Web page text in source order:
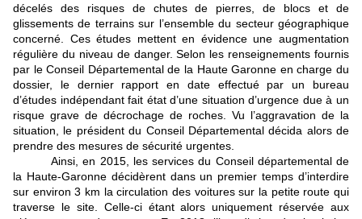
décelés des risques de chutes de pierres, de blocs et de
glissements de terrains sur l’ensemble du secteur géographique
concerné. Ces études mettent en évidence une augmentation
régulière du niveau de danger. Selon les renseignements fournis
par le Conseil Départemental de la Haute Garonne en charge du
dossier, le dernier rapport en date effectué par un bureau
d’études indépendant fait état d’une situation d’urgence due à un
risque grave de décrochage de roches. Vu l’aggravation de la
situation, le président du Conseil Départemental décida alors de
prendre des mesures de sécurité urgentes.
Ainsi, en 2015, les services du Conseil départemental de
la Haute-Garonne décidèrent dans un premier temps d’interdire
sur environ 3 km la circulation des voitures sur la petite route qui
traverse le site. Celle-ci étant alors uniquement réservée aux